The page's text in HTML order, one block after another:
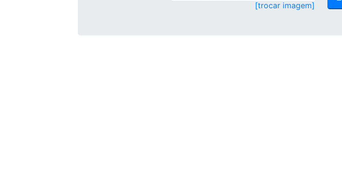
[trocar imagem]